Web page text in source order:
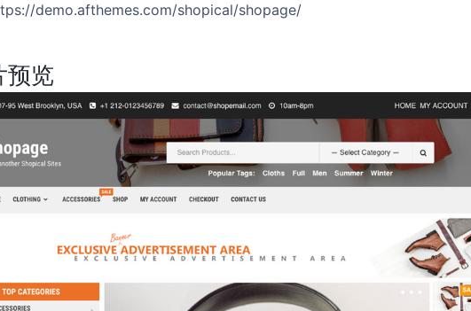
demo.afthemes.com/shopical/shopage/
预览